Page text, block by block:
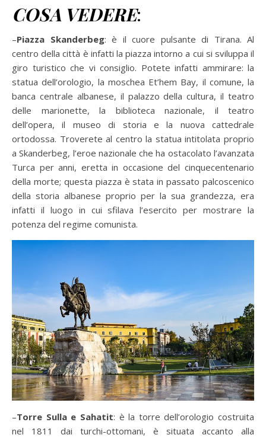
COSA VEDERE:
–Piazza Skanderbeg: è il cuore pulsante di Tirana. Al
centro della città è infatti la piazza intorno a cui si sviluppa il
giro turistico che vi consiglio. Potete infatti ammirare: la
statua dell’orologio, la moschea Et’hem Bay, il comune, la
banca centrale albanese, il palazzo della cultura, il teatro
delle marionette, la biblioteca nazionale, il teatro
dell’opera, il museo di storia e la nuova cattedrale
ortodossa. Troverete al centro la statua intitolata proprio
a Skanderbeg, l’eroe nazionale che ha ostacolato l’avanzata
Turca per anni, eretta in occasione del cinquecentenario
della morte; questa piazza è stata in passato palcoscenico
della storia albanese proprio per la sua grandezza, era
infatti il luogo in cui sfilava l’esercito per mostrare la
potenza del regime comunista.
–Torre Sulla e Sahatit: è la torre dell’orologio costruita
nel 1811 dai turchi-ottomani, è situata accanto alla